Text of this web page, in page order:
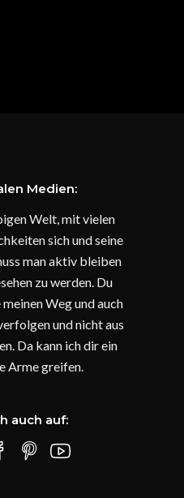
Medien:
Welt, mit vielen
sich und seine
man aktiv bleiben
zu werden. Du
Weg und auch
und nicht aus
Da kann ich dir ein
Arme greifen.
auch auf: